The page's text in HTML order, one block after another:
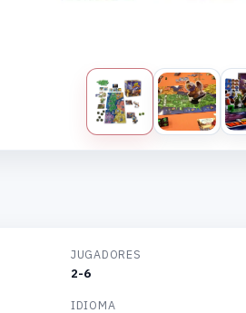
JUGADORES
2-6
IDIOMA